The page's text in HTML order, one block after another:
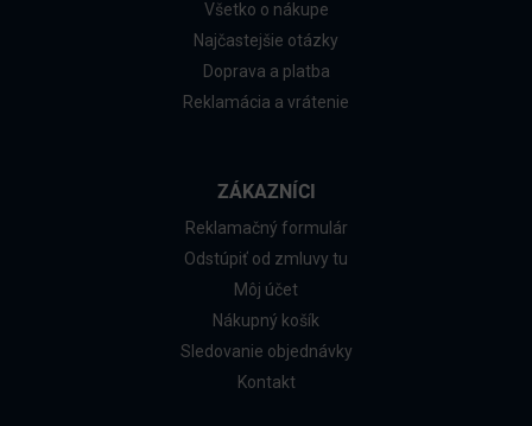
Všetko o nákupe
Najčastejšie otázky
Doprava a platba
Reklamácia a vrátenie
ZÁKAZNÍCI
Reklamačný formulár
Odstúpiť od zmluvy tu
Môj účet
Nákupný košík
Sledovanie objednávky
Kontakt